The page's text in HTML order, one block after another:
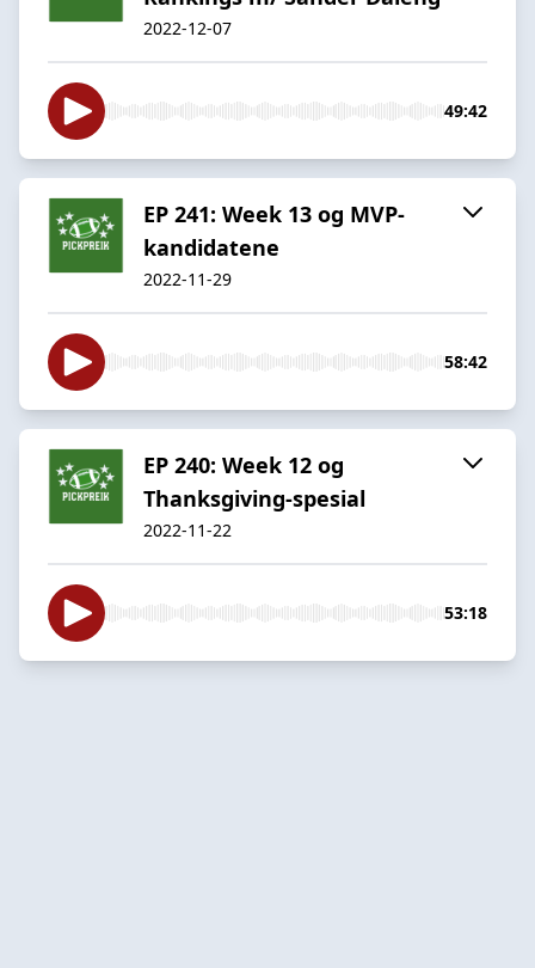
2022-12-07
49:42
EP 241: Week 13 og MVP-
kandidatene
2022-11-29
58:42
EP 240: Week 12 og
Thanksgiving-spesial
2022-11-22
53:18